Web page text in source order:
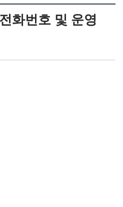
화번호 및 운영